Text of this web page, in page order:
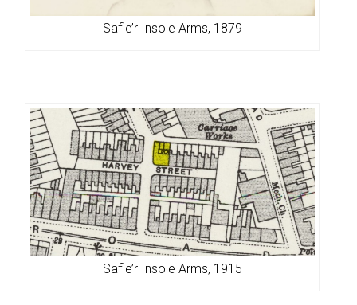
Safle’r Insole Arms, 1879
Safle’r Insole Arms, 1915